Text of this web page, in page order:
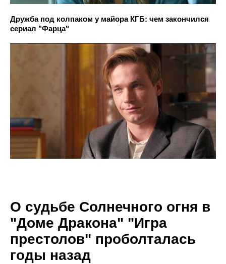
Дружба под колпаком у майора КГБ: чем закончился
сериал "Фарца"
О судьбе Солнечного огня в
"Доме Дракона" "Игра
престолов" проболталась
годы назад